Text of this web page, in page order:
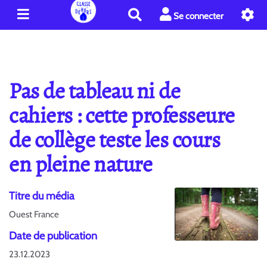
e
c
e
r
Se connecter
Pas de tableau ni de
cahiers : cette professeure
de collège teste les cours
en pleine nature
Titre du média
Ouest France
Date de publication
23.12.2023